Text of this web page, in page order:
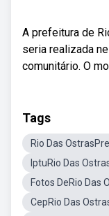
A prefeitura de
seria realizada
comunitário. O
Tags
Rio Das
IptuRio Das
Fotos DeRio Das
CepRio Das